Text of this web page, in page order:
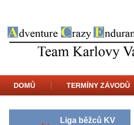
DOMŮ TERMÍNY ZÁVODŮ
Liga běžců KV